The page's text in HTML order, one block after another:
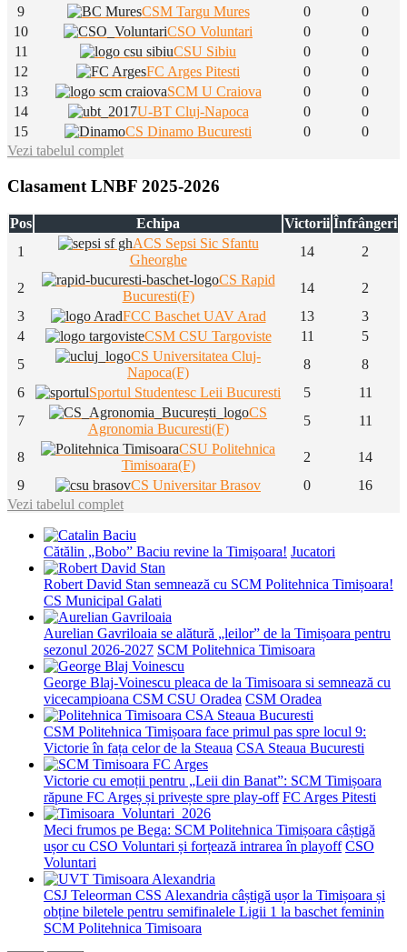
9
CSM Targu Mures 0
0
10
CSO Voluntari 0
0
11
CSU Sibiu 0
0
12
FC Arges Pitesti 0
0
13
SCM U Craiova 0
0
14
U-BT Cluj-Napoca 0
0
15
CS Dinamo Bucuresti 0
0
Vezi tabelul complet
Clasament LNBF 2025-2026
Pos Echipa Victorii Înfrângeri
1
ACS Sepsi Sic Sfantu
Gheorghe
14 2
2
CS Rapid
Bucuresti(F)
14
2
3
FCC Baschet UAV Arad 13
3
4
CSM CSU Targoviste 11
5
5
CS Universitatea Cluj-
Napoca(F)
8
8
6
Sportul Studentesc Leii Bucuresti 5
11
7
CS
Agronomia Bucuresti(F)
5 11
8
CSU Politehnica
Timisoara(F)
2
14
9
CS Universitar Brasov 0
16
Vezi tabelul complet
Cătălin „Bobo” Baciu revine la Timișoara! Jucatori
Robert David Stan semnează cu SCM Politehnica Timișoara!
CS Municipal Galati
Aurelian Gavriloaia se alătură „leilor” de la Timișoara pentru
sezonul 2026-2027 SCM Politehnica Timisoara
George Blaj-Voinescu pleaca de la Timisoara si semnează cu
vicecampioana CSM CSU Oradea CSM Oradea
CSM Politehnica Timișoara face primul pas spre locul 9:
Victorie în fața celor de la Steaua CSA Steaua Bucuresti
Victorie cu emoții pentru „Leii din Banat”: SCM Timișoara
răpune FC Argeș și privește spre play-off FC Arges Pitesti
Meci frumos pe Bega: SCM Politehnica Timișoara câștigă
ușor cu CSO Voluntari și forțează intrarea în playoff CSO
Voluntari
CSJ Teleorman CSS Alexandria câștigă ușor la Timișoara și
obține biletele pentru semifinalele Ligii 1 la baschet feminin
SCM Politehnica Timisoara